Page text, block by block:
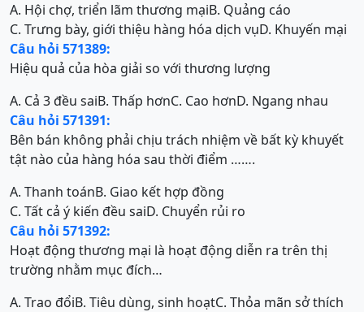
A. Hội chợ, triển lãm thương mạiB. Quảng cáo
C. Trưng bày, giới thiệu hàng hóa dịch vụD. Khuyến mại
Câu hỏi 571389:
Hiệu quả của hòa giải so với thương lượng
A. Cả 3 đều saiB. Thấp hơnC. Cao hơnD. Ngang nhau
Câu hỏi 571391:
Bên bán không phải chịu trách nhiệm về bất kỳ khuyết
tật nào của hàng hóa sau thời điểm …….
A. Thanh toánB. Giao kết hợp đồng
C. Tất cả ý kiến đều saiD. Chuyển rủi ro
Câu hỏi 571392:
Hoạt động thương mại là hoạt động diễn ra trên thị
trường nhằm mục đích…
A. Trao đổiB. Tiêu dùng, sinh hoạtC. Thỏa mãn sở thích